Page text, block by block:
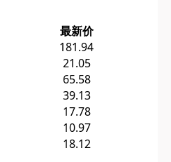
最新价
181.94
21.05
65.58
39.13
17.78
10.97
18.12